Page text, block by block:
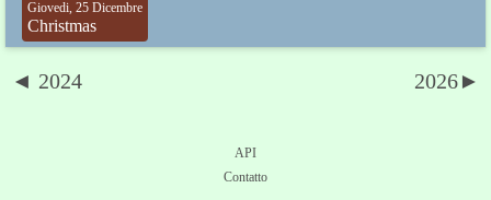
Giovedi, 25 Dicembre
Christmas
◄ 2024 2026►
API
Contatto